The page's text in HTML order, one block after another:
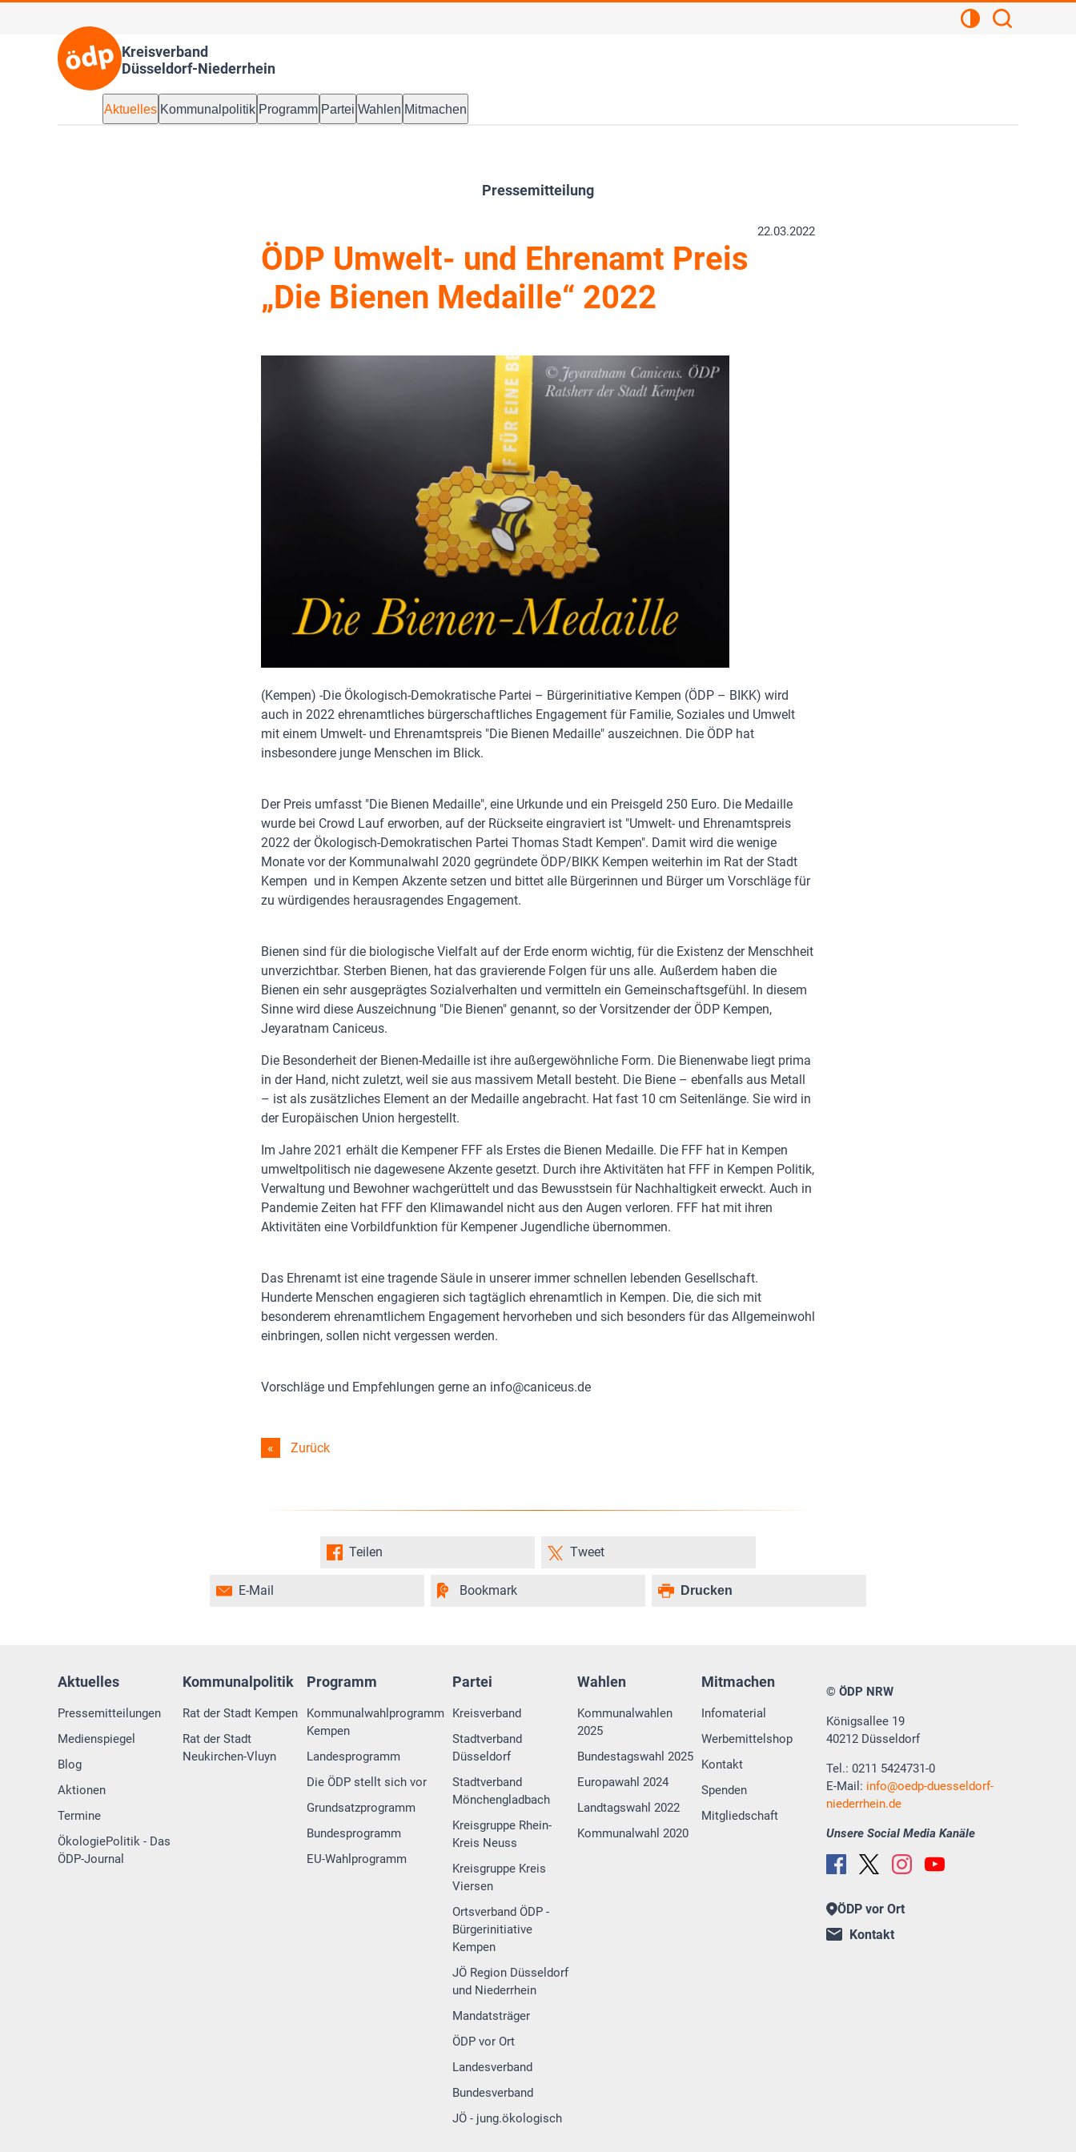
Kreisverband
Düsseldorf-Niederrhein
Kontrastansicht
Aktuelles Kommunalpolitik Programm Partei Wahlen Mitmachen
Pressemitteilung
22.03.2022
ÖDP Umwelt- und Ehrenamt Preis
„Die Bienen Medaille“ 2022
(Kempen) -Die Ökologisch-Demokratische Partei – Bürgerinitiative Kempen (ÖDP – BIKK) wird
auch in 2022 ehrenamtliches bürgerschaftliches Engagement für Familie, Soziales und Umwelt
mit einem Umwelt- und Ehrenamtspreis "Die Bienen Medaille" auszeichnen. Die ÖDP hat
insbesondere junge Menschen im Blick.
Der Preis umfasst "Die Bienen Medaille", eine Urkunde und ein Preisgeld 250 Euro. Die Medaille
wurde bei Crowd Lauf erworben, auf der Rückseite eingraviert ist "Umwelt- und Ehrenamtspreis
2022 der Ökologisch-Demokratischen Partei Thomas Stadt Kempen". Damit wird die wenige
Monate vor der Kommunalwahl 2020 gegründete ÖDP/BIKK Kempen weiterhin im Rat der Stadt
Kempen und in Kempen Akzente setzen und bittet alle Bürgerinnen und Bürger um Vorschläge für
zu würdigendes herausragendes Engagement.
Bienen sind für die biologische Vielfalt auf der Erde enorm wichtig, für die Existenz der Menschheit
unverzichtbar. Sterben Bienen, hat das gravierende Folgen für uns alle. Außerdem haben die
Bienen ein sehr ausgeprägtes Sozialverhalten und vermitteln ein Gemeinschaftsgefühl. In diesem
Sinne wird diese Auszeichnung "Die Bienen" genannt, so der Vorsitzender der ÖDP Kempen,
Jeyaratnam Caniceus.
Die Besonderheit der Bienen-Medaille ist ihre außergewöhnliche Form. Die Bienenwabe liegt prima
in der Hand, nicht zuletzt, weil sie aus massivem Metall besteht. Die Biene – ebenfalls aus Metall
– ist als zusätzliches Element an der Medaille angebracht. Hat fast 10 cm Seitenlänge. Sie wird in
der Europäischen Union hergestellt.
Im Jahre 2021 erhält die Kempener FFF als Erstes die Bienen Medaille. Die FFF hat in Kempen
umweltpolitisch nie dagewesene Akzente gesetzt. Durch ihre Aktivitäten hat FFF in Kempen Politik,
Verwaltung und Bewohner wachgerüttelt und das Bewusstsein für Nachhaltigkeit erweckt. Auch in
Pandemie Zeiten hat FFF den Klimawandel nicht aus den Augen verloren. FFF hat mit ihren
Aktivitäten eine Vorbildfunktion für Kempener Jugendliche übernommen.
Das Ehrenamt ist eine tragende Säule in unserer immer schnellen lebenden Gesellschaft.
Hunderte Menschen engagieren sich tagtäglich ehrenamtlich in Kempen. Die, die sich mit
besonderem ehrenamtlichem Engagement hervorheben und sich besonders für das Allgemeinwohl
einbringen, sollen nicht vergessen werden.
Vorschläge und Empfehlungen gerne an info@caniceus.de
Zurück
Teilen Tweet
E-Mail Bookmark Drucken
Aktuelles
Pressemitteilungen
Medienspiegel
Blog
Aktionen
Termine
ÖkologiePolitik - Das
ÖDP-Journal
Kommunalpolitik
Rat der Stadt Kempen
Rat der Stadt
Neukirchen-Vluyn
Programm
Kommunalwahlprogramm
Kempen
Landesprogramm
Die ÖDP stellt sich vor
Grundsatzprogramm
Bundesprogramm
EU-Wahlprogramm
Partei
Kreisverband
Stadtverband
Düsseldorf
Stadtverband
Mönchengladbach
Kreisgruppe Rhein-
Kreis Neuss
Kreisgruppe Kreis
Viersen
Ortsverband ÖDP -
Bürgerinitiative
Kempen
JÖ Region Düsseldorf
und Niederrhein
Mandatsträger
ÖDP vor Ort
Landesverband
Bundesverband
JÖ - jung.ökologisch
Wahlen
Kommunalwahlen
2025
Bundestagswahl 2025
Europawahl 2024
Landtagswahl 2022
Kommunalwahl 2020
Mitmachen
Infomaterial
Werbemittelshop
Kontakt
Spenden
Mitgliedschaft
© ÖDP NRW
Königsallee 19
40212 Düsseldorf
Tel.: 0211 5424731-0
E-Mail: info
oedp-duesseldorf-
niederrhein.de
Unsere Social Media Kanäle
ÖDP vor Ort
Kontakt